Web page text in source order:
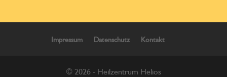
Impressum Datenschutz Kontakt
© 2026 - Heilzentrum Helios